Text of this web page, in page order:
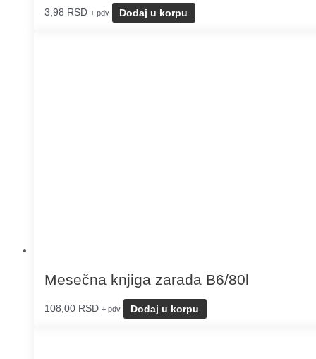
3,98 RSD + pdv Dodaj u korpu
Mesečna knjiga zarada B6/80l
108,00 RSD + pdv Dodaj u korpu